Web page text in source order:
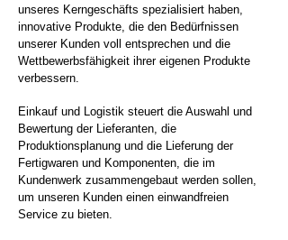
unseres Kerngeschäfts spezialisiert haben,
innovative Produkte, die den Bedürfnissen
unserer Kunden voll entsprechen und die
Wettbewerbsfähigkeit ihrer eigenen Produkte
verbessern.
Einkauf und Logistik steuert die Auswahl und
Bewertung der Lieferanten, die
Produktionsplanung und die Lieferung der
Fertigwaren und Komponenten, die im
Kundenwerk zusammengebaut werden sollen,
um unseren Kunden einen einwandfreien
Service zu bieten.